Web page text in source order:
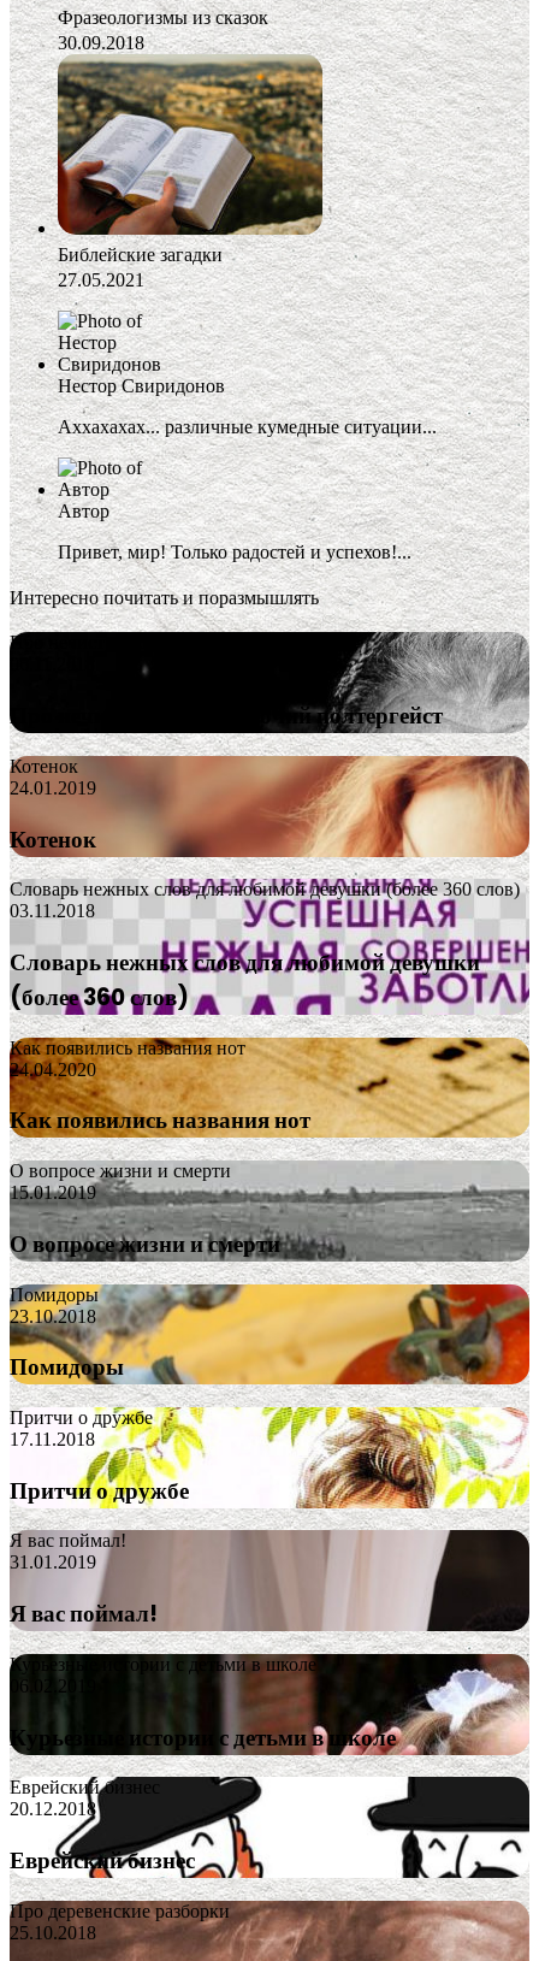
Фразеологизмы из сказок
30.09.2018
Библейские загадки
27.05.2021
Нестор Свиридонов
Аххахахах... различные кумедные ситуации...
Автор
Привет, мир! Только радостей и успехов!...
Интересно почитать и поразмышлять
Про нечистую силу и прочий полтергейст
Про нечистую силу и прочий полтергейст
Котенок
24.01.2019
Котенок
Словарь нежных слов для любимой девушки (более 360 слов)
03.11.2018
Словарь нежных слов для любимой девушки
(более 360 слов)
Как появились названия нот
24.04.2020
Как появились названия нот
О вопросе жизни и смерти
15.01.2019
О вопросе жизни и смерти
Помидоры
23.10.2018
Помидоры
Притчи о дружбе
17.11.2018
Притчи о дружбе
Я вас поймал!
31.01.2019
Я вас поймал!
Курьезные истории с детьми в школе
06.02.2019
Курьезные истории с детьми в школе
Еврейский бизнес
20.12.2018
Еврейский бизнес
Про деревенские разборки
25.10.2018